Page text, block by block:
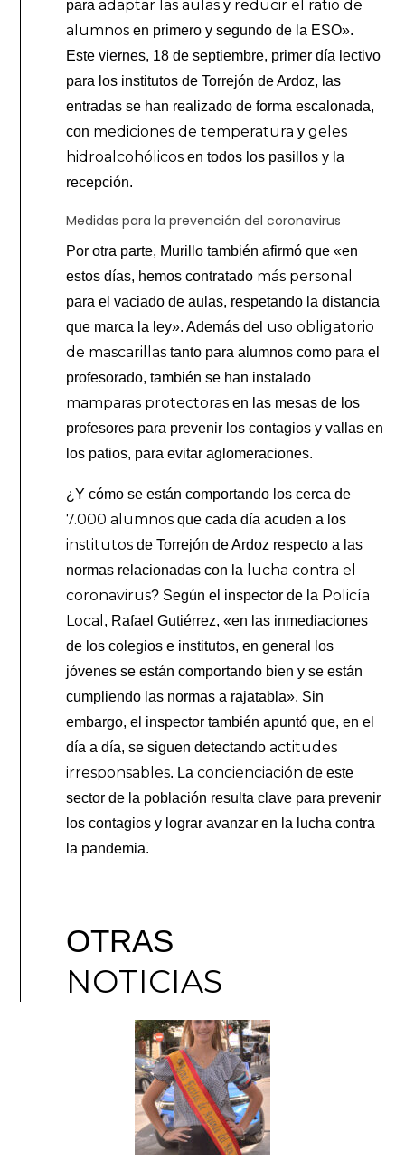
para adaptar las aulas y reducir el ratio de
alumnos en primero y segundo de la ESO».
Este viernes, 18 de septiembre, primer día lectivo
para los institutos de Torrejón de Ardoz, las
entradas se han realizado de forma escalonada,
con mediciones de temperatura ygeles
hidroalcohólicos en todos los pasillos y la
recepción.
Medidas para la prevención del coronavirus
Por otra parte, Murillo también afirmó que «en
estos días, hemos contratado más personal
para el vaciado de aulas, respetando la distancia
que marca la ley». Además del uso obligatorio
de mascarillas tanto para alumnos como para el
profesorado, también se han instalado
mamparas protectoras en las mesas de los
profesores para prevenir los contagios y vallas en
los patios, para evitar aglomeraciones.
¿Y cómo se están comportando los cerca de
7.000 alumnos que cada día acuden a los
institutos de Torrejón de Ardoz respecto a las
normas relacionadas con la
lucha contra el
coronavirus? Según el inspector de la Policía
Local , Rafael Gutiérrez, «en las inmediaciones
de los colegios e institutos, en general los
jóvenes se están comportando bien y se están
cumpliendo las normas a rajatabla». Sin
embargo, el inspector también apuntó que, en el
día a día, se siguen detectandoactitudes
irresponsables. Laconcienciación de este
sector de la población resulta clave para prevenir
los contagios y lograr avanzar en la lucha contra
la pandemia.
OTRAS
NOTICIAS